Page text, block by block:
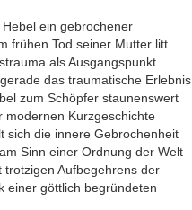
ein gebrochener
frühen Tod seiner Mutter litt.
als Ausgangspunkt
das traumatische Erlebnis
zum Schöpfer staunenswert
modernen Kurzgeschichte
sich die innere Gebrochenheit
Sinn einer Ordnung der Welt
trotzigen Aufbegehrens der
einer göttlich begründeten